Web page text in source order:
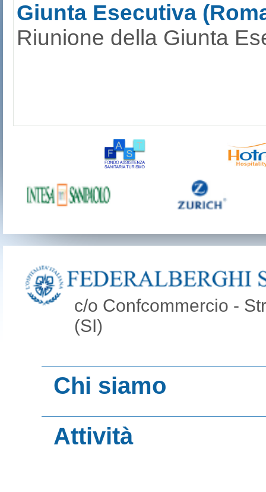
Giunta Esecutiva
Riunione della Giunta
c/o Confcommercio -
(SI)
Chi siamo
Organi
Attività